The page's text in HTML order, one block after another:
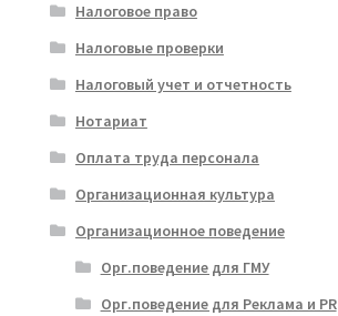
Налоговое право
Налоговые проверки
Налоговый учет и отчетность
Нотариат
Оплата труда персонала
Организационная культура
Организационное поведение
Орг.поведение для ГМУ
Орг.поведение для Реклама и PR